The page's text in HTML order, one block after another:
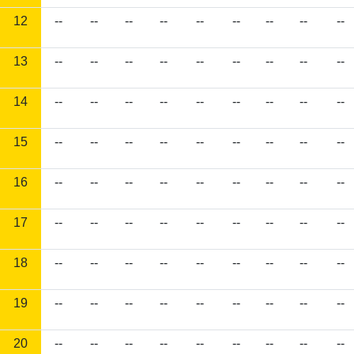
12 -- -- -- -- -- -- -- -- --
13 -- -- -- -- -- -- -- -- --
14 -- -- -- -- -- -- -- -- --
15 -- -- -- -- -- -- -- -- --
16 -- -- -- -- -- -- -- -- --
17 -- -- -- -- -- -- -- -- --
18 -- -- -- -- -- -- -- -- --
19 -- -- -- -- -- -- -- -- --
20 -- -- -- -- -- -- -- -- --